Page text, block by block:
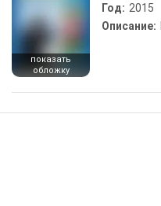
показать
обложку
Год: 2015
Описание: